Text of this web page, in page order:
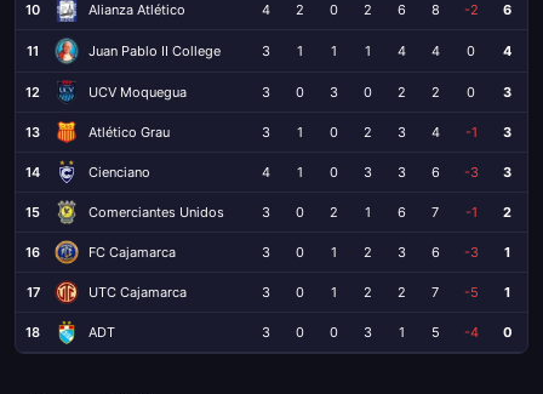
10 Alianza Atlético 4 2 0 2 6 8 -2 6
11 Juan Pablo II College 3 1 1 1 4 4 0 4
12 UCV Moquegua 3 0 3 0 2 2 0 3
13 Atlético Grau 3 1 0 2 3 4 -1 3
14 Cienciano 4 1 0 3 3 6 -3 3
15 Comerciantes Unidos 3 0 2 1 6 7 -1 2
16 FC Cajamarca 3 0 1 2 3 6 -3 1
17 UTC Cajamarca 3 0 1 2 2 7 -5 1
18 ADT 3 0 0 3 1 5 -4 0